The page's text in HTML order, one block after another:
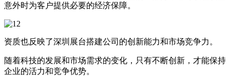
意外时为客户提供必要的经济保障。
资质也反映了深圳展台搭建公司的创新能力和市场竞争力。
随着科技的发展和市场需求的变化，只有不断创新，才能保持
企业的活力和竞争优势。